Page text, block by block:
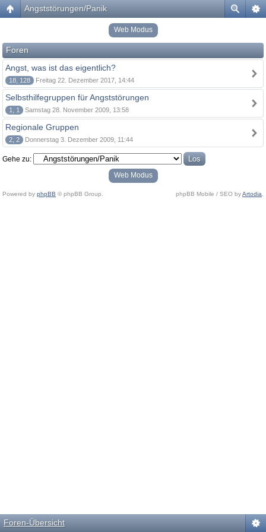
Angststörungen/Panik
Web Modus
Foren
Angst, was ist das eigentlich?
18, 128 Freitag 22. Dezember 2017, 14:44
Selbsthilfegruppen für Angststörungen
1, 1 Samstag 28. November 2009, 13:58
Regionale Gruppen
2, 2 Donnerstag 3. Dezember 2009, 11:44
Gehe zu:
Web Modus
Powered by phpBB © phpBB Group. phpBB Mobile / SEO byArtodia
Foren-Übersicht